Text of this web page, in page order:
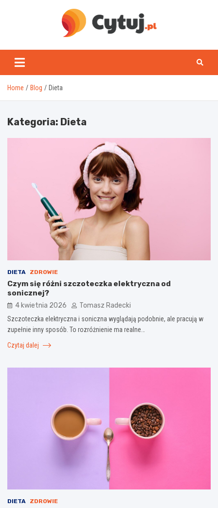
www.cytuj.pl
Home Blog Dieta
Kategoria: Dieta
DIETA ZDROWIE
Czym się różni szczoteczka elektryczna od
sonicznej?
4 kwietnia 2026 Tomasz Radecki
Szczoteczka elektryczna i soniczna wyglądają podobnie, ale pracują w
zupełnie inny sposób. To rozróżnienie ma realne…
Czytaj dalej
DIETA ZDROWIE